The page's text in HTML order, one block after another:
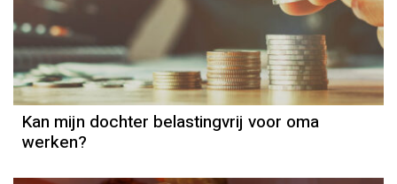
Inkomstenbelasting
Kan mijn dochter belastingvrij voor oma
werken?